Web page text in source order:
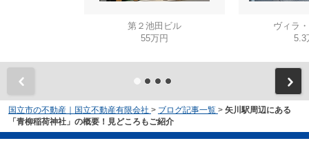
第２池田ビル
55万円
ヴィラ
5.3
国立市の不動産｜国立不動産有限会社 > ブログ記事一覧 > 矢川駅周辺にある
「青柳稲荷神社」の概要！見どころもご紹介